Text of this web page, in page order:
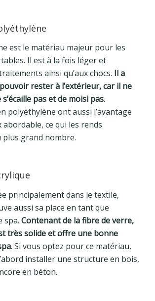
est le matériau majeur pour les
Il est à la fois léger et
ainsi qu’aux chocs. Il a
rester à l’extérieur, car il ne
pas et de moisi pas.
polyéthylène ont aussi l’avantage
abordable, ce qui les rends
plus grand nombre.
principalement dans le textile,
aussi sa place en tant que
spa. Contenant de la fibre de verre,
très solide et offre une bonne
. Si vous optez pour ce matériau,
installer une structure en bois,
en béton.